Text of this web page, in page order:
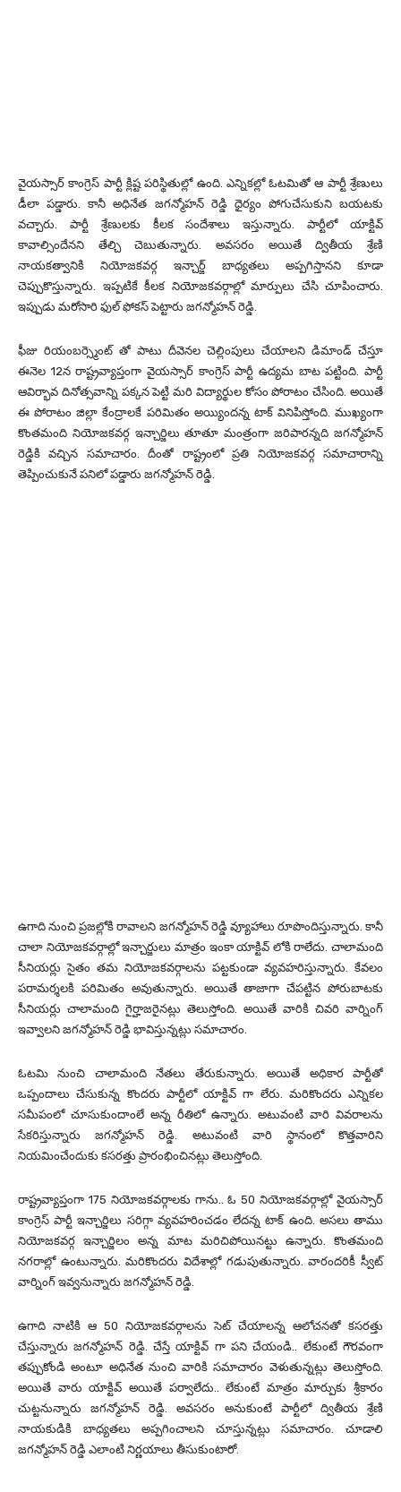
వైయస్సార్ కాంగ్రెస్ పార్టీ క్లిష్ట పరిస్థితుల్లో ఉంది. ఎన్నికల్లో ఓటమితో ఆ పార్టీ శ్రేణులు
డీలా పడ్డారు. కానీ అధినేత జగన్మోహన్ రెడ్డి ధైర్యం పోగుచేసుకుని బయటకు
వచ్చారు. పార్టీ శ్రేణులకు కీలక సందేశాలు ఇస్తున్నారు. పార్టీలో యాక్టివ్
కావాల్సిందేనని తేల్చి చెబుతున్నారు. అవసరం అయితే ద్వితీయ శ్రేణి
నాయకత్వానికి నియోజకవర్గ ఇన్చార్జ్ బాధ్యతలు అప్పగిస్తానని కూడా
చెప్పుకొస్తున్నారు. ఇప్పటికే కీలక నియోజకవర్గాల్లో మార్పులు చేసి చూపించారు.
ఇప్పుడు మరోసారి ఫుల్ ఫోకస్ పెట్టారు జగన్మోహన్ రెడ్డి.
ఫీజు రియంబర్స్మెంట్ తో పాటు దీవెనల చెల్లింపులు చేయాలని డిమాండ్ చేస్తూ
ఈనెల 12న రాష్ట్రవ్యాప్తంగా వైయస్సార్ కాంగ్రెస్ పార్టీ ఉద్యమ బాట పట్టింది. పార్టీ
ఆవిర్భావ దినోత్సవాన్ని పక్కన పెట్టి మరి విద్యార్థుల కోసం పోరాటం చేసింది. అయితే
ఈ పోరాటం జిల్లా కేంద్రాలకే పరిమితం అయ్యిందన్న టాక్ వినిపిస్తోంది. ముఖ్యంగా
కొంతమంది నియోజకవర్గ ఇన్చార్జిలు తూతూ మంత్రంగా జరిపారన్నది జగన్మోహన్
రెడ్డికి వచ్చిన సమాచారం. దీంతో రాష్ట్రంలో ప్రతి నియోజకవర్గ సమాచారాన్ని
తెప్పించుకునే పనిలో పడ్డారు జగన్మోహన్ రెడ్డి.
ఉగాది నుంచి ప్రజల్లోకి రావాలని జగన్మోహన్ రెడ్డి వ్యూహాలు రూపొందిస్తున్నారు. కానీ
చాలా నియోజకవర్గాల్లో ఇన్చార్జులు మాత్రం ఇంకా యాక్టివ్ లోకి రాలేదు. చాలామంది
సీనియర్లు సైతం తమ నియోజకవర్గాలను పట్టకుండా వ్యవహరిస్తున్నారు. కేవలం
పరామర్శలకి పరిమితం అవుతున్నారు. అయితే తాజాగా చేపట్టిన పోరుబాటకు
సీనియర్లు చాలామంది గైర్హాజరైనట్లు తెలుస్తోంది. అయితే వారికి చివరి వార్నింగ్
ఇవ్వాలని జగన్మోహన్ రెడ్డి భావిస్తున్నట్లు సమాచారం.
ఓటమి నుంచి చాలామంది నేతలు తేరుకున్నారు. అయితే అధికార పార్టీతో
ఒప్పందాలు చేసుకున్న కొందరు పార్టీలో యాక్టివ్ గా లేరు. మరికొందరు ఎన్నికల
సమీపంలో చూసుకుందాంలే అన్న రీతిలో ఉన్నారు. అటువంటి వారి వివరాలను
సేకరిస్తున్నారు జగన్మోహన్ రెడ్డి. అటువంటి వారి స్థానంలో కొత్తవారిని
నియమించేందుకు కసరత్తు ప్రారంభించినట్లు తెలుస్తోంది.
రాష్ట్రవ్యాప్తంగా 175 నియోజకవర్గాలకు గాను.. ఓ 50 నియోజకవర్గాల్లో వైయస్సార్
కాంగ్రెస్ పార్టీ ఇన్చార్జిలు సరిగ్గా వ్యవహరించడం లేదన్న టాక్ ఉంది. అసలు తాము
నియోజకవర్గ ఇన్చార్జిలం అన్న మాట మరిచిపోయినట్టు ఉన్నారు. కొంతమంది
నగరాల్లో ఉంటున్నారు. మరికొందరు విదేశాల్లో గడుపుతున్నారు. వారందరికీ స్వీట్
వార్నింగ్ ఇవ్వనున్నారు జగన్మోహన్ రెడ్డి.
ఉగాది నాటికి ఆ 50 నియోజకవర్గాలను సెట్ చేయాలన్న ఆలోచనతో కసరత్తు
చేస్తున్నారు జగన్మోహన్ రెడ్డి. చేస్తే యాక్టివ్ గా పని చేయండి.. లేకుంటే గౌరవంగా
తప్పుకోండి అంటూ అధినేత నుంచి వారికి సమాచారం వెళుతున్నట్లు తెలుస్తోంది.
అయితే వారు యాక్టివ్ అయితే పర్వాలేదు.. లేకుంటే మాత్రం మార్పుకు శ్రీకారం
చుట్టనున్నారు జగన్మోహన్ రెడ్డి. అవసరం అనుకుంటే పార్టీలో ద్వితీయ శ్రేణి
నాయకుడికి బాధ్యతలు అప్పగించాలని చూస్తున్నట్లు సమాచారం. చూడాలి
జగన్మోహన్ రెడ్డి ఎలాంటి నిర్ణయాలు తీసుకుంటారో.